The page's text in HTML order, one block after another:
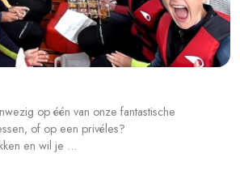
op één van onze fantastische
of op een privéles?
en wil je ...